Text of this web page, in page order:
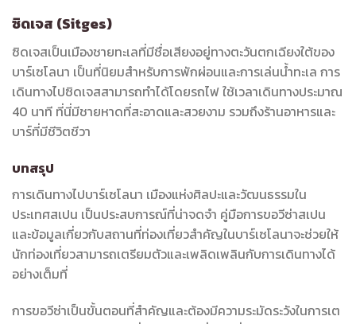
ซิดเจส (Sitges)
ซิดเจสเป็นเมืองชายทะเลที่มีชื่อเสียงอยู่ทางตะวันตกเฉียงใต้ของ
บาร์เซโลนา เป็นที่นิยมสำหรับการพักผ่อนและการเล่นน้ำทะเล การ
เดินทางไปซิดเจสสามารถทำได้โดยรถไฟ ใช้เวลาเดินทางประมาณ
40 นาที ที่นี่มีชายหาดที่สะอาดและสวยงาม รวมถึงร้านอาหารและ
บาร์ที่มีชีวิตชีวา
บทสรุป
การเดินทางไปบาร์เซโลนา เมืองแห่งศิลปะและวัฒนธรรมใน
ประเทศสเปน เป็นประสบการณ์ที่น่าจดจำ คู่มือการขอวีซ่าสเปน
และข้อมูลเกี่ยวกับสถานที่ท่องเที่ยวสำคัญในบาร์เซโลนาจะช่วยให้
นักท่องเที่ยวสามารถเตรียมตัวและเพลิดเพลินกับการเดินทางได้
อย่างเต็มที่
การขอวีซ่าเป็นขั้นตอนที่สำคัญและต้องมีความระมัดระวังในการเต